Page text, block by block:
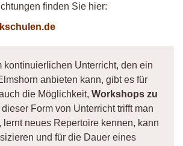
finden Sie hier:
kontinuierlichen Unterricht, den ein
anbieten kann, gibt es für
die Möglichkeit, Workshops zu
dieser Form von Unterricht trifft man
neues Repertoire kennen, kann
und für die Dauer eines